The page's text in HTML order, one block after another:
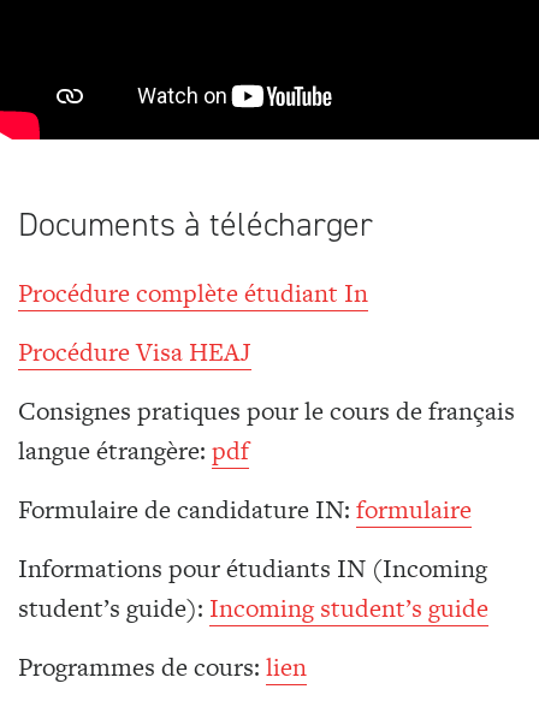
Documents à télécharger
Procédure complète étudiant In
Procédure Visa HEAJ
Consignes pratiques pour le cours de français
langue étrangère: pdf
Formulaire de candidature IN: formulaire
Informations pour étudiants IN (Incoming
student’s guide): Incoming student’s guide
Programmes de cours: lien